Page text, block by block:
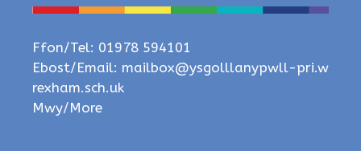
Ffon/Tel: 01978 594101
Ebost/Email: mailbox@ysgolllanypwll-pri.w
rexham.sch.uk
Mwy/More